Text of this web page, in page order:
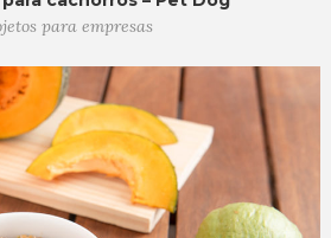
para empresas